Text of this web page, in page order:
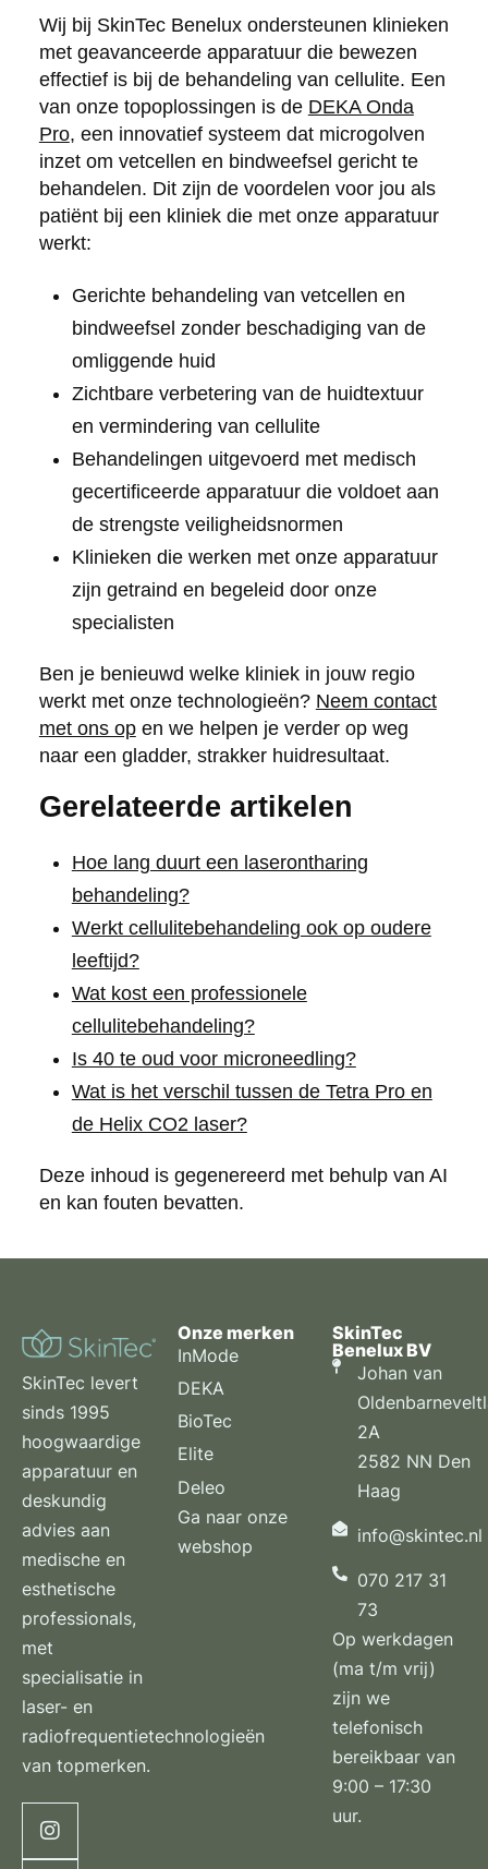
Wij bij SkinTec Benelux ondersteunen klinieken
met geavanceerde apparatuur die bewezen
effectief is bij de behandeling van cellulite. Een
van onze topoplossingen is de DEKA Onda
Pro, een innovatief systeem dat microgolven
inzet om vetcellen en bindweefsel gericht te
behandelen. Dit zijn de voordelen voor jou als
patiënt bij een kliniek die met onze apparatuur
werkt:
Gerichte behandeling van vetcellen en
bindweefsel zonder beschadiging van de
omliggende huid
Zichtbare verbetering van de huidtextuur
en vermindering van cellulite
Behandelingen uitgevoerd met medisch
gecertificeerde apparatuur die voldoet aan
de strengste veiligheidsnormen
Klinieken die werken met onze apparatuur
zijn getraind en begeleid door onze
specialisten
Ben je benieuwd welke kliniek in jouw regio
werkt met onze technologieën? Neem contact
met ons open we helpen je verder op weg
naar een gladder, strakker huidresultaat.
Gerelateerde artikelen
Hoe lang duurt een laserontharing
behandeling?
Werkt cellulitebehandeling ook op oudere
leeftijd?
Wat kost een professionele
cellulitebehandeling?
Is 40 te oud voor microneedling?
Wat is het verschil tussen de Tetra Pro en
de Helix CO2 laser?
Deze inhoud is gegenereerd met behulp van AI
en kan fouten bevatten.
SkinTec levert
sinds 1995
hoogwaardige
apparatuur en
deskundig
advies aan
medische en
esthetische
professionals,
met
specialisatie in
laser- en
radiofrequentietechnologieën
van topmerken.
Onze merken
InMode
DEKA
BioTec
Elite
Deleo
Ga naar onze
webshop
SkinTec
Benelux BV
Johan van
2A
2582 NN Den
Haag
info@skintec.nl
070 217 31
73
Op werkdagen
(ma t/m vrij)
zijn we
telefonisch
bereikbaar van
9:00 – 17:30
uur.